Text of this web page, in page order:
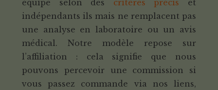
équipe selon des critères précis et
indépendants ils mais ne remplacent pas
une analyse en laboratoire ou un avis
médical. Notre modèle repose sur
l’affiliation : cela signifie que nous
pouvons percevoir une commission si
vous passez commande via nos liens,